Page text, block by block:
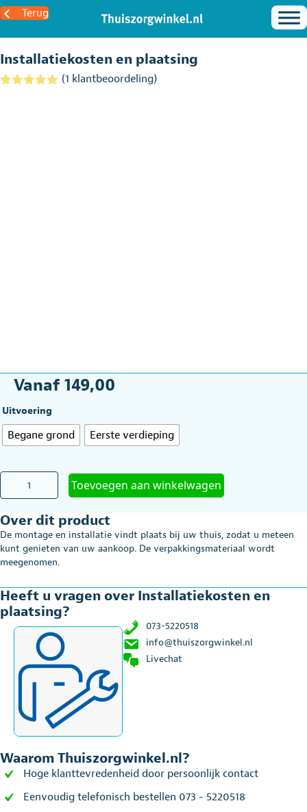
Terug
Installatiekosten en plaatsing
(1 klantbeoordeling)
Vanaf 149,00
Uitvoering
Begane grond Eerste verdieping
Installatiekosten
aantal
Toevoegen aan winkelwagen
Over dit product
De montage en installatie vindt plaats bij uw thuis, zodat u meteen
kunt genieten van uw aankoop. De verpakkingsmateriaal wordt
meegenomen.
Heeft u vragen over Installatiekosten en
plaatsing?
073-5220518
info@thuiszorgwinkel.nl
Livechat
Waarom Thuiszorgwinkel.nl?
Hoge klanttevredenheid door persoonlijk contact
Eenvoudig telefonisch bestellen 073 - 5220518